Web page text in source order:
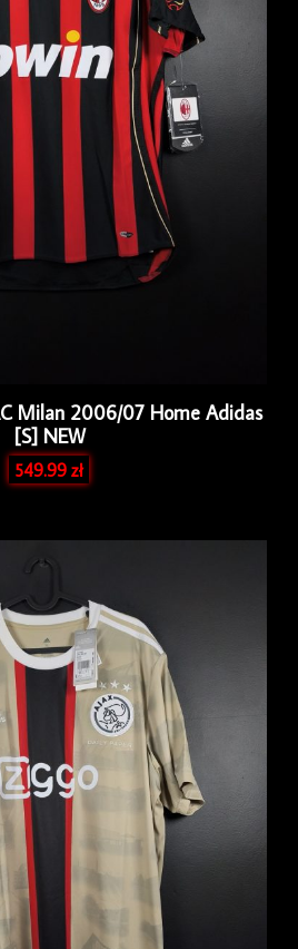
Milan 2006/07 Home Adidas
[S] NEW
549.99zł